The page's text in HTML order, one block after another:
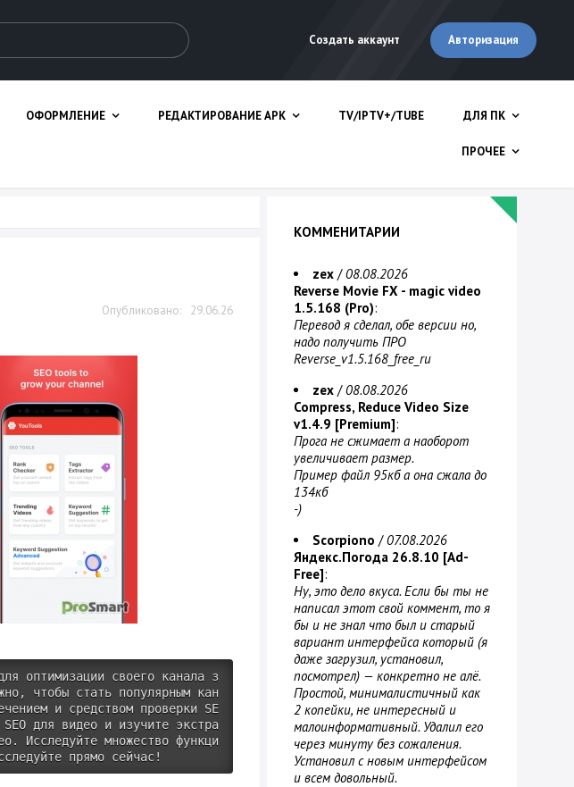
Создать аккаунт Авторизация
ОФОРМЛЕНИЕ РЕДАКТИРОВАНИЕ APK TV/IPTV+/TUBE ДЛЯ ПК
ПРОЧЕЕ
29.06.26
оптимизации своего канала з
чтобы стать популярным кан
и средством проверки SE
для видео и изучите экстра
Исследуйте множество функци
прямо сейчас!
КОММЕНИТАРИИ
zex /08.08.2026
Reverse Movie FX - magic video
1.5.168 (Pro):
Перевод я сделал, обе версии но,
надо получить ПРО
Reverse_v1.5.168_free_ru
zex /08.08.2026
Compress, Reduce Video Size
v1.4.9 [Premium]:
Прога не сжимает а наоборот
увеличивает размер.
Пример файл 95кб а она сжала до
134кб
-)
Scorpiono /07.08.2026
Яндекс.Погода 26.8.10 [Ad-
Free]:
Ну, это дело вкуса. Если бы ты не
написал этот свой коммент, то я
бы и не знал что был и старый
вариант интерфейса который (я
даже загрузил, установил,
посмотрел) — конкретно не алё.
Простой, минималистичный как
2 копейки, не интересный и
малоинформативный. Удалил его
через минуту без сожаления.
Установил с новым интерфейсом
и всем довольный.